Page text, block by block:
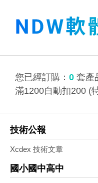
您已經訂購： 0 套產
滿1200自動扣200 (
技術公報
Xcdex 技術文章
國小國中高中